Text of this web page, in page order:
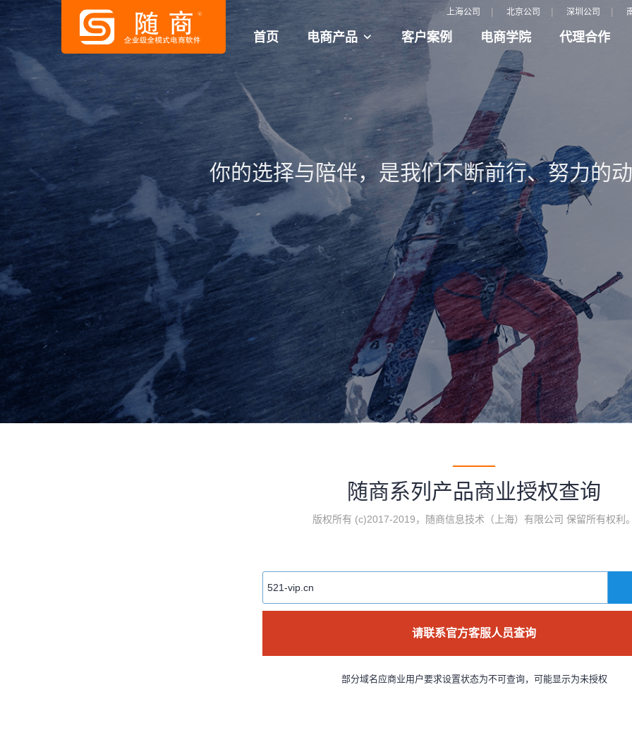
上海公司 北京公司 深圳公司
首页 电商产品 客户案例 电商学院 代理合作
你的选择与陪伴，是我们不断前行、努力的
随商系列产品商业授权查询
版权所有 (c)2017-2019，随商信息技术（上海）有限公司 保留所有权利
请联系官方客服人员查询
部分域名应商业用户要求设置状态为不可查询，可能显示为未授权